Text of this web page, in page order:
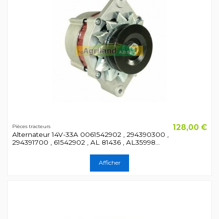
Pièces tracteurs
Alternateur 14V-33A 0061542902 , 294390300 ,
294391700 , 61542902 , AL 81436 , AL35998...
128,00 €
Afficher